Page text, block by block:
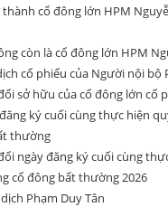
thành cổ đông lớn HPM
còn là cổ đông lớn HPM
cổ phiếu của Người nội bộ
sở hữu của cổ đông lớn cổ
ký cuối cùng thực hiện
thường
ngày đăng ký cuối cùng
cổ đông bất thường 2026
Phạm Duy Tân